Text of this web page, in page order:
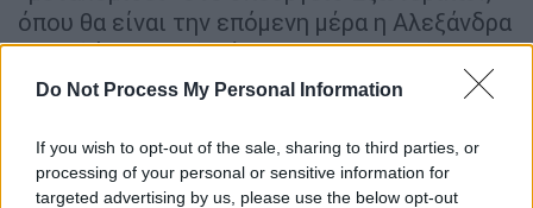
Do Not Process My Personal Information
If you wish to opt-out of the sale, sharing to third parties, or
processing of your personal or sensitive information for
targeted advertising by us, please use the below opt-out
όπου θα είναι την επόμενη μέρα η Αλεξάνδρα
Παπαδόπουλου (πρέσβειρα στις ΗΠΑ) και
πιθανότατα οΤάσος Χατζηβασιλείου
(ως
Νίκος Δένδιαςθα κατευθυνθεί στο Άμυνας,
όπου θα επιστρέψει οΝίκος Χαρδαλιάς